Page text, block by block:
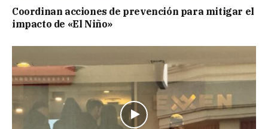
Coordinan acciones de prevención para mitigar el
impacto de «El Niño»